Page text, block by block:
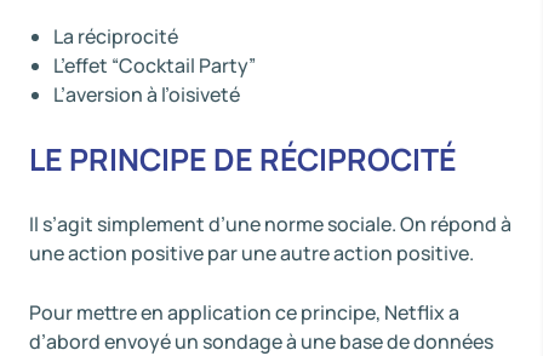
La réciprocité
L’effet “Cocktail Party”
L’aversion à l’oisiveté
LE PRINCIPE DE RÉCIPROCITÉ
Il s’agit simplement d’une norme sociale. On répond à
une action positive par une autre action positive.
Pour mettre en application ce principe, Netflix a
d’abord envoyé un sondage à une base de données